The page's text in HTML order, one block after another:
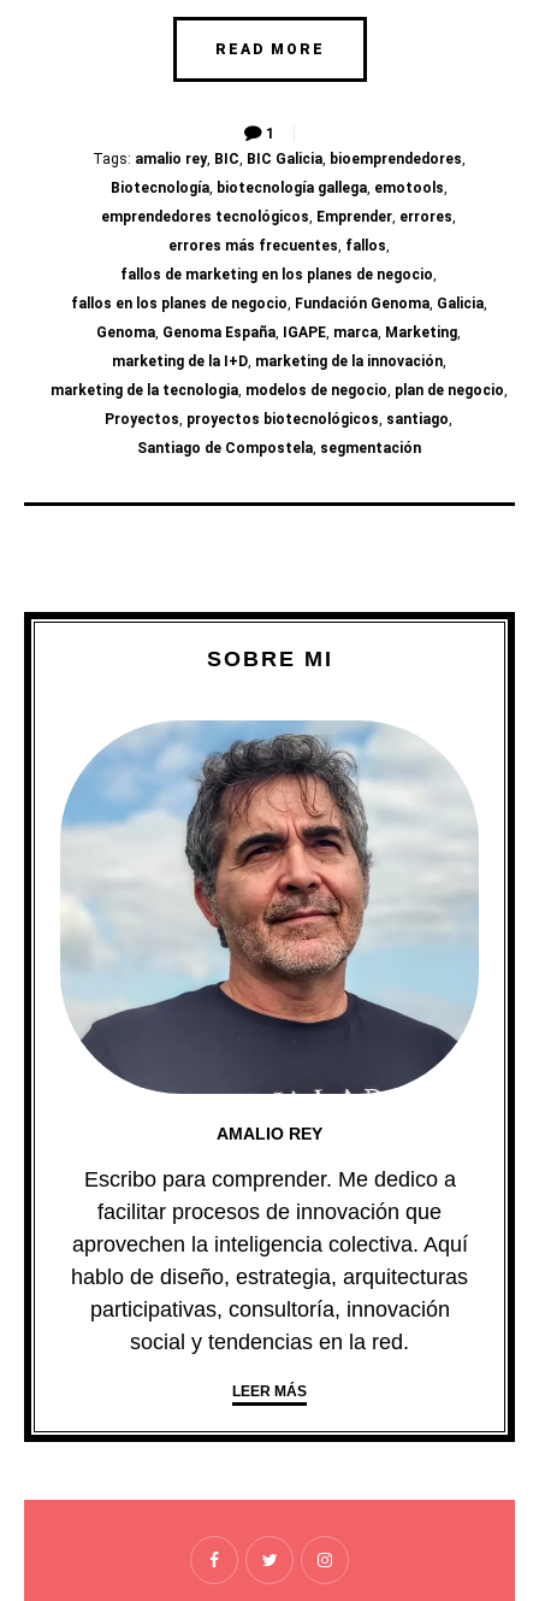
READ MORE
1
Tags: amalio rey, BIC, BIC Galicia, bioemprendedores,
Biotecnología, biotecnología gallega, emotools,
emprendedores tecnológicos, Emprender, errores,
errores más frecuentes, fallos,
fallos de marketing en los planes de negocio,
fallos en los planes de negocio, Fundación Genoma, Galicia,
Genoma, Genoma España, IGAPE, marca, Marketing,
marketing de la I+D, marketing de la innovación,
marketing de la tecnologia, modelos de negocio, plan de negocio,
Proyectos, proyectos biotecnológicos, santiago,
Santiago de Compostela, segmentación
SOBRE MI
AMALIO REY
Escribo para comprender. Me dedico a
facilitar procesos de innovación que
aprovechen la inteligencia colectiva. Aquí
hablo de diseño, estrategia, arquitecturas
participativas, consultoría, innovación
social y tendencias en la red.
LEER MÁS